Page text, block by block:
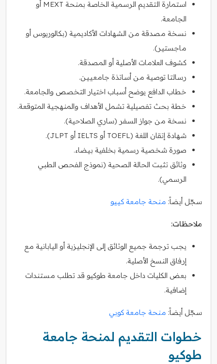
استمارة التقديم الرسمية الخاصة بمنحة MEXT أو
الجامعة.
نسخة مصدقة من الشهادات الأكاديمية (بكالوريوس أو
ماجستير).
كشوف العلامات الأصلية أو المصدقة.
رسالتا توصية من أساتذة جامعيين.
خطاب الدافع يوضح أسباب اختيار التخصص والجامعة.
خطة بحث تفصيلية تشمل الأهداف والمنهجية المتوقعة.
نسخة من جواز السفر (ساري الصلاحية).
شهادة إتقان اللغة (TOEFL أو IELTS أو JLPT).
صورة شخصية رسمية بخلفية بيضاء.
وثائق تثبت الحالة الصحية (نموذج الفحص الطبي
الرسمي).
سجّل أيضاً: منحة جامعة كييو
ملاحظات:
يجب ترجمة جميع الوثائق إلى الإنجليزية أو اليابانية مع
إرفاق النسخ الأصلية.
بعض الكليات داخل جامعة طوكيو قد تطلب مستندات
إضافية.
سجّل أيضاً: منحة جامعة كوبي
خطوات التقديم لمنحة جامعة
طوكيو